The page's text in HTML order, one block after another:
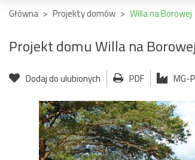
TYPY BUDYNKU:
jednorodzinny
dwurodzinny
wielomieszkaniowy
letniskowy
pensjonaty,
zajazdy i inne
altana
garaż
garaż z częścią
mieszkalną
stajnia
bud.
gospodarczy
Główna > Projekty domów > Willa na Borowej
Projekt domu Willa na Borowej
Dodaj do ulubionych PDF MG-